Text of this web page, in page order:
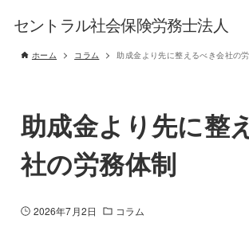
セントラル社会保険労務士法人
ホーム コラム 助成金より先に整えるべき会社の
助成金より先に整
社の労務体制
2026年7月2日 コラム